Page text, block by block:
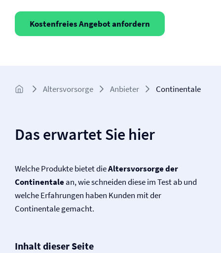
Kostenfreies Angebot anfordern
Altersvorsorge Anbieter Continentale
Das erwartet Sie hier
Welche Produkte bietet dieAltersvorsorge der
Continentalean, wie schneiden diese im Test ab und
welche Erfahrungen haben Kunden mit der
Continentale gemacht.
Inhalt dieser Seite